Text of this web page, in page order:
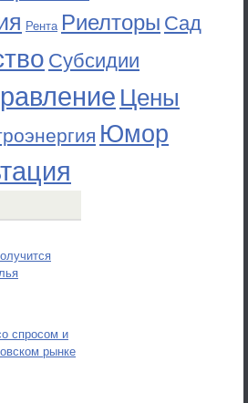
Рента Риелторы Сад
Субсидии
Цены
Юмор
спросом и
рынке